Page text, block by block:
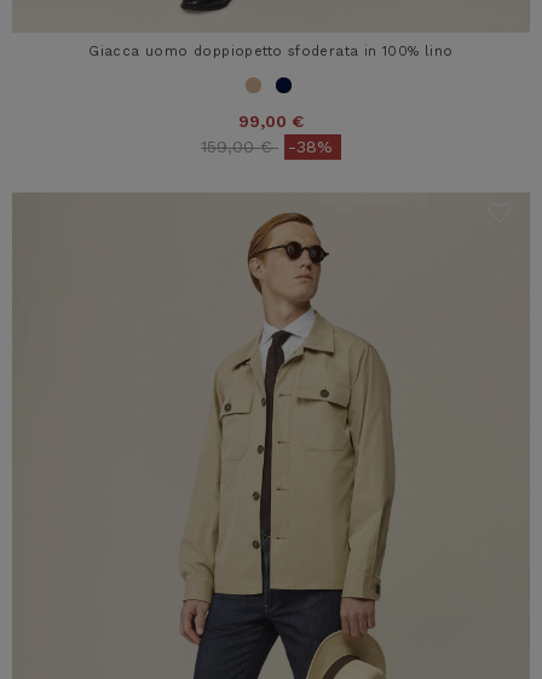
Giacca uomo doppiopetto sfoderata in 100% lino
99,00 €
Price reduced from
159,00 €to-38%